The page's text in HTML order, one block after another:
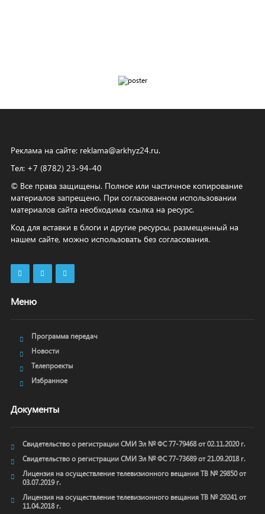
Реклама на сайте: reklama@arkhyz24.ru.
Тел: +7 (8782) 23‑94‑40
© Все права защищены. Полное или частичное копирование
материалов запрещено. При согласованном использовании
материалов сайта необходима ссылка на ресурс.
Код для вставки в блоги и другие ресурсы, размещенный на
нашем сайте, можно использовать без согласования.
Меню
Программа передач
Новости
Телепроекты
Избранное
Документы
Свидетельство о регистрации СМИ Эл № ФС 77-79468 от 02.11.2020 г.
Свидетельство о регистрации СМИ Эл № ФС 77-73689 от 21.09.2018 г.
Лицензия на осуществление телевизионного вещания ТВ № 29850 от
03.07.2019 г.
Лицензия на осуществление телевизионного вещания ТВ № 29241 от
11.04.2018 г.